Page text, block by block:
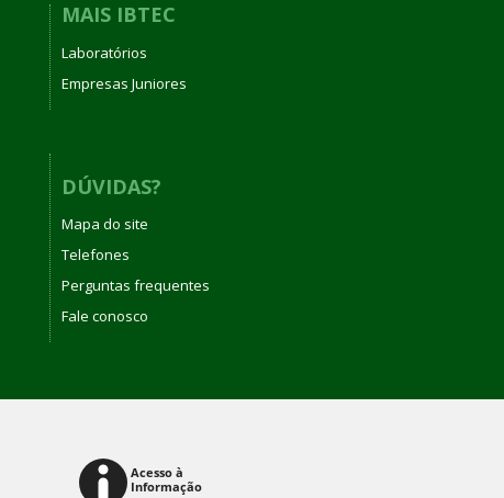
MAIS IBTEC
Laboratórios
Empresas Juniores
DÚVIDAS?
Mapa do site
Telefones
Perguntas frequentes
Fale conosco